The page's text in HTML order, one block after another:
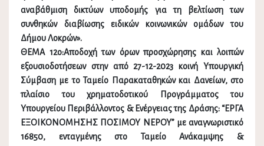
αναβάθμιση δικτύων υποδομής για τη βελτίωση των
συνθηκών διαβίωσης ειδικών κοινωνικών ομάδων του
Δήμου Λοκρών».
ΘΕΜΑ 12ο:Αποδοχή των όρων προσχώρησης και λοιπών
εξουσιοδοτήσεων στην από 27-12-2023 κοινή Υπουργική
Σύμβαση με το Ταμείο Παρακαταθηκών και Δανείων, στο
πλαίσιο του χρηματοδοτικού Προγράμματος του
Υπουργείου Περιβάλλοντος & Ενέργειας της Δράσης: “ΕΡΓΑ
ΕΞΟΙΚΟΝΟΜΗΣΗΣ ΠΟΣΙΜΟΥ ΝΕΡΟΥ” με αναγνωριστικό
16850, ενταγμένης στο Ταμείο Ανάκαμψης &